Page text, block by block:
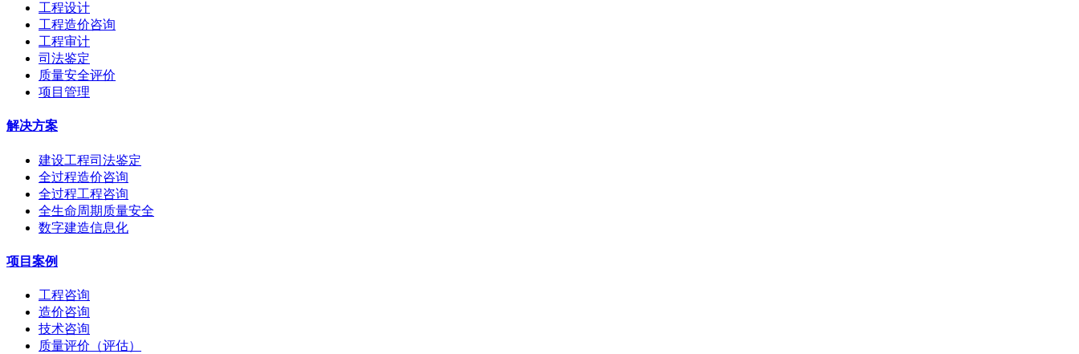
工程设计
工程造价咨询
工程审计
司法鉴定
质量安全评价
项目管理
解决方案
建设工程司法鉴定
全过程造价咨询
全过程工程咨询
全生命周期质量安全
数字建造信息化
项目案例
工程咨询
造价咨询
技术咨询
质量评价（评估）